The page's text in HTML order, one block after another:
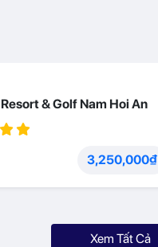
& Golf Nam Hoi An
3,250,000₫
Xem Tất Cả